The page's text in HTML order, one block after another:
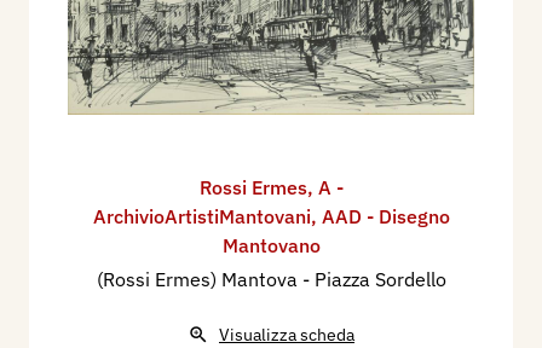
Rossi Ermes, A -
ArchivioArtistiMantovani, AAD - Disegno
Mantovano
(Rossi Ermes) Mantova - Piazza Sordello
Visualizza scheda